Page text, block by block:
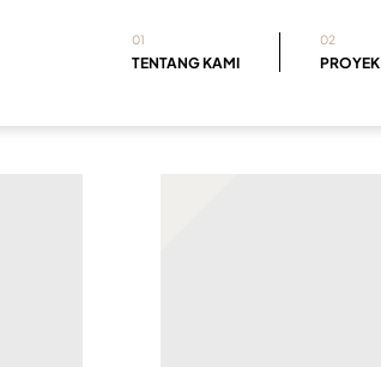
01
TENTANG KAMI
02
PROYEK